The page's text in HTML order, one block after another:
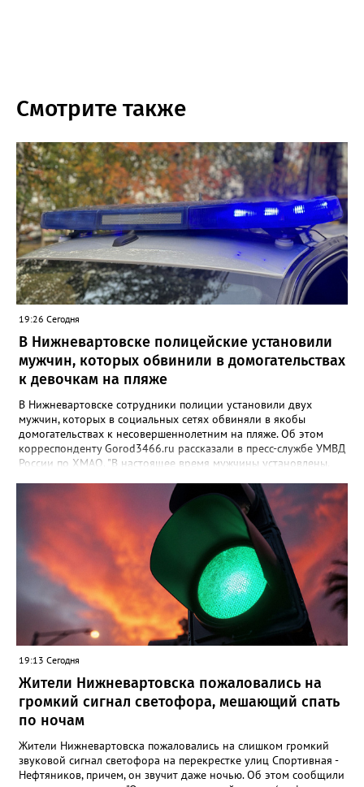
Смотрите также
19:26 Сегодня
В Нижневартовске полицейские установили
мужчин, которых обвинили в домогательствах
к девочкам на пляже
В Нижневартовске сотрудники полиции установили двух
мужчин, которых в социальных сетях обвиняли в якобы
домогательствах к несовершеннолетним на пляже. Об этом
корреспонденту Gorod3466.ru рассказали в пресс-службе УМВД
России по ХМАО. "В настоящее время мужчины установлены.
правонарушения пока не подтверждается", - заявили в пресс-
службе ведомства. Ранее Gorod3466.ru сообщал, что жители
Нижневартовска рассказывали в соцсетях, что на озере
Молодежное заметили двух пьяных мужчин, которые
домогались до несовершеннолетних девочек.
19:13 Сегодня
Жители Нижневартовска пожаловались на
громкий сигнал светофора, мешающий спать
по ночам
Жители Нижневартовска пожаловались на слишком громкий
звуковой сигнал светофора на перекрестке улиц Спортивная -
Нефтяников, причем, он звучит даже ночью. Об этом сообщили